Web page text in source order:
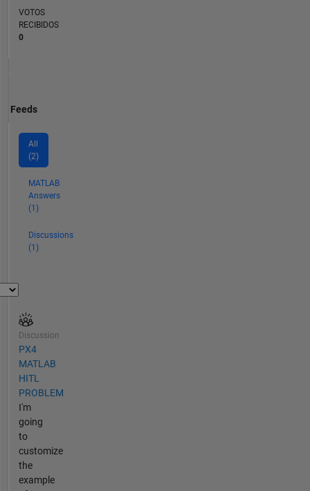
VOTOS
RECIBIDOS
0
Feeds
All
(2)
MATLAB
Answers
(1)
Discussions
(1)
Discussion
PX4
MATLAB
HITL
PROBLEM
I'm
going
to
customize
the
example